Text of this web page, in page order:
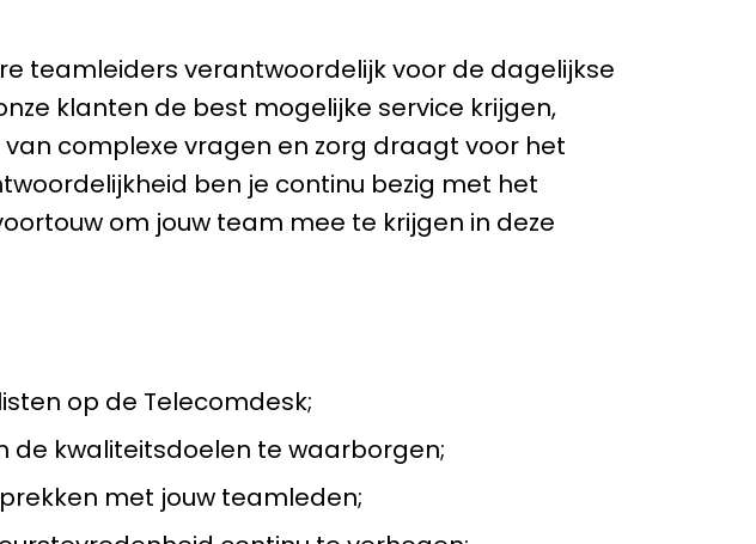
teamleiders verantwoordelijk voor de dagelijkse
klanten de best mogelijke service krijgen,
complexe vragen en zorg draagt voor het
ben je continu bezig met het
om jouw team mee te krijgen in deze
op de Telecomdesk;
de kwaliteitsdoelen te waarborgen;
met jouw teamleden;